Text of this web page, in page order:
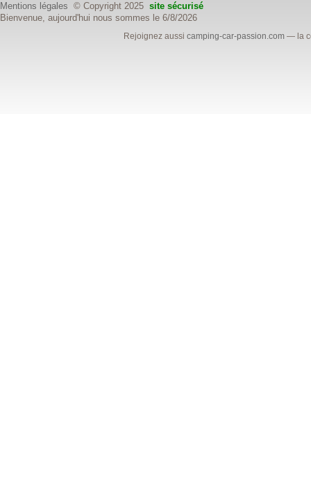
Mentions légales © Copyright 2025 site sécurisé
Bienvenue, aujourd'hui nous sommes le 6/8/2026
Rejoignez aussicamping-car-passion.com — la